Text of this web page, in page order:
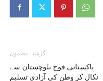
گزشتہ مضمون
پاکستانی فوج بلوچستان سے
نکال کر وطن کی آزادی تسلیم